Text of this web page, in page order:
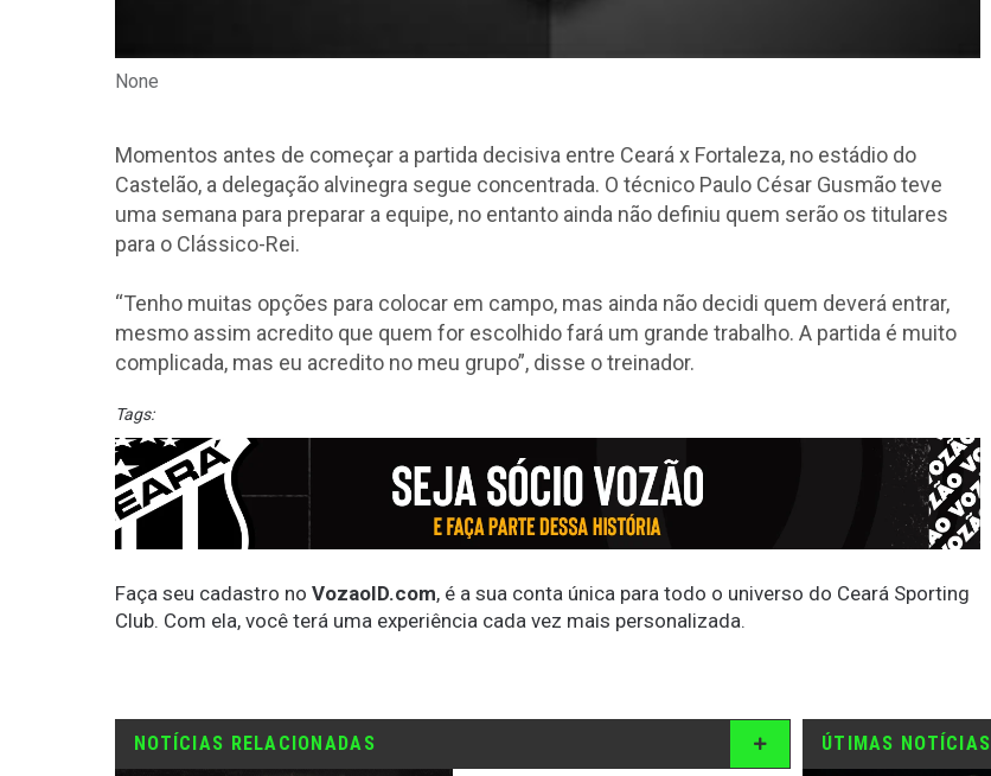
None
Momentos antes de começar a partida decisiva entre Ceará x Fortaleza, no estádio do
Castelão, a delegação alvinegra segue concentrada. O técnico Paulo César Gusmão teve
uma semana para preparar a equipe, no entanto ainda não definiu quem serão os titulares
para o Clássico-Rei.
“Tenho muitas opções para colocar em campo, mas ainda não decidi quem deverá entrar,
mesmo assim acredito que quem for escolhido fará um grande trabalho. A partida é muito
complicada, mas eu acredito no meu grupo”, disse o treinador.
Tags:
Faça seu cadastro no VozaoID.com, é a sua conta única para todo o universo do Ceará Sporting
Club. Com ela, você terá uma experiência cada vez mais personalizada.
NOTÍCIAS RELACIONADAS ÚTIMAS NOTÍCIAS